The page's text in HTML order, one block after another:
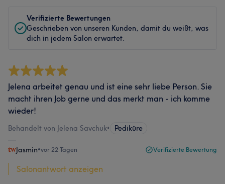
Verifizierte Bewertungen
Geschrieben von unseren Kunden, damit du weißt, was
dich in jedem Salon erwartet.
Jelena arbeitet genau und ist eine sehr liebe Person. Sie
macht ihren Job gerne und das merkt man - ich komme
wieder!
Behandelt von Jelena Savchuk• Pediküre
Jasmin•vor 22 Tagen Verifizierte Bewertung
Salonantwort anzeigen